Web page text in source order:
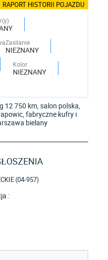
RAPORT HISTORII POJAZDU
Zasilanie
NIEZNANY
Kolor
NIEZNANY
12 750 km, salon polska,
fabryczne kufry i
bielany
(04-957)
: